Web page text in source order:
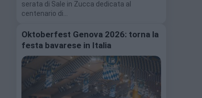
serata di Sale in Zucca dedicata al
centenario di…
Oktoberfest Genova 2026: torna la
festa bavarese in Italia